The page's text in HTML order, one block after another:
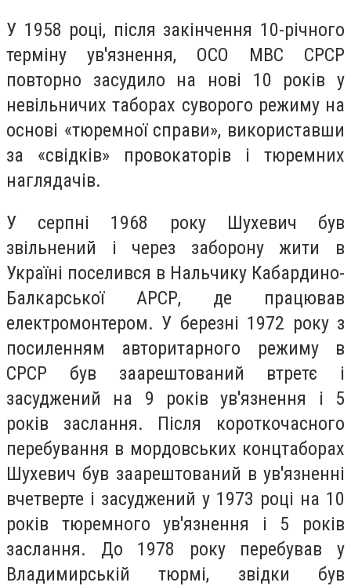
У 1958 році, після закінчення 10-річного
терміну ув'язнення, ОСО МВС СРСР
повторно засудило на нові 10 років у
невільничих таборах суворого режиму на
основі «тюремної справи», використавши
за «свідків» провокаторів і тюремних
наглядачів.
У серпні 1968 року Шухевич був
звільнений і через заборону жити в
Україні поселився в Нальчику Кабардино-
Балкарської АРСР, де працював
електромонтером. У березні 1972 року з
посиленням авторитарного режиму в
СРСР був заарештований втретє і
засуджений на 9 років ув'язнення і 5
років заслання. Після короткочасного
перебування в мордовських концтаборах
Шухевич був заарештований в ув'язненні
вчетверте і засуджений у 1973 році на 10
років тюремного ув'язнення і 5 років
заслання. До 1978 року перебував у
Владимирській тюрмі, звідки був